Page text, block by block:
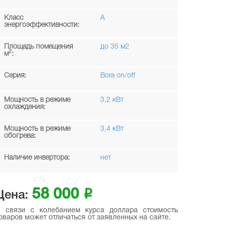
Класс
энергоэффективности:
A
Площадь помещения
м2:
до 35 м2
Серия: Bora on/off
Мощность в режиме
охлаждения:
3,2 кВт
Мощность в режиме
обогрева:
3,4 кВт
Наличие инвертора: нет
58 000 i
связи с колебанием курса доллара стоимость
может отличаться от заявленных на сайте.